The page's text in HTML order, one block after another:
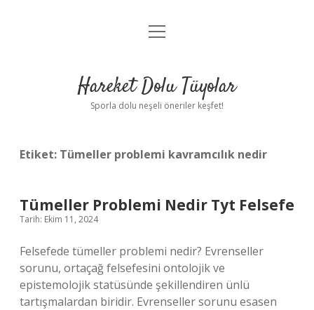
Anasayfa
Yasal Uyarı
menüyü
Hareket Dolu Tüyolar
Sporla dolu neşeli öneriler keşfet!
Etiket: Tümeller problemi kavramcılık nedir
Tümeller Problemi Nedir Tyt Felsefe
Tarih: Ekim 11, 2024
Felsefede tümeller problemi nedir? Evrenseller
sorunu, ortaçağ felsefesini ontolojik ve
epistemolojik statüsünde şekillendiren ünlü
tartışmalardan biridir. Evrenseller sorunu esasen